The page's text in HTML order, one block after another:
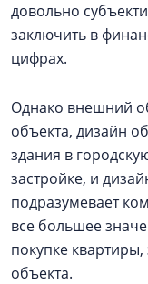
довольно
заключить в
цифрах.
Однако внешний
объекта, дизайн
здания в
застройке, и
подразумевает
все большее
покупке
объекта.